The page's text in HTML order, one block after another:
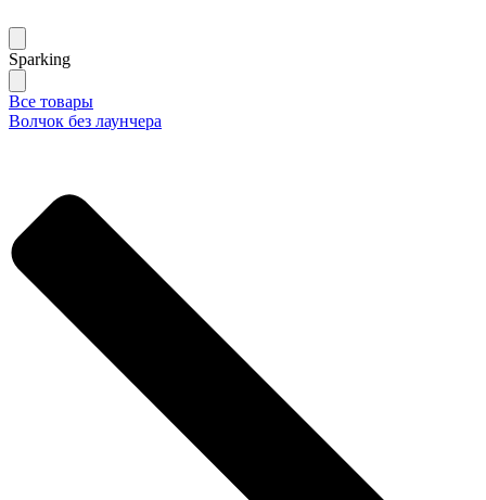
Sparking
Все товары
Волчок без лаунчера